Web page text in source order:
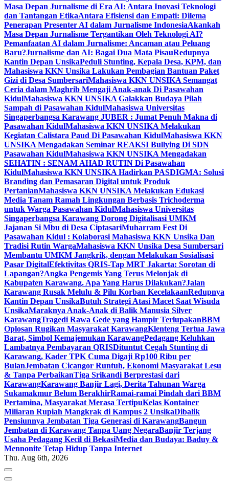
Masa Depan Jurnalisme di Era AI: Antara Inovasi Teknologi
dan Tantangan EtikaAntara Efisiensi dan Empati: Dilema
Penerapan Presenter AI dalam Jurnalisme IndonesiaAkankah
Masa Depan Jurnalisme Tergantikan Oleh Teknologi AI?
Pemanfaatan AI dalam Jurnalisme: Ancaman atau Peluang
Baru?Jurnalisme dan AI: Bagai Dua Mata PisauRedupnya
Kantin Depan UnsikaPeduli Stunting, Kepala Desa, KPM, dan
Mahasiswa KKN Unsika Lakukan Pembagian Bantuan Paket
Gizi di Desa SumbersariMahasiswa KKN UNSIKA Semangat
Ceria dalam Maghrib Mengaji Anak-anak Di Pasawahan
KidulMahasiswa KKN UNSIKA Galakkan Budaya Pilah
Sampah di Pasawahan KidulMahasiswa Universitas
Singaperbangsa Karawang JUBER : Jumat Penuh Makna di
Pasawahan KidulMahasiswa KKN UNSIKA Melakukan
Kegiatan Calistara Paud Di Pasawahan KidulMahasiswa KKN
UNSIKA Mengadakan Seminar REAKSI Bullying Di SDN
Pasawahan KidulMahasiswa KKN UNSIKA Mengadakan
SEHATIN : SENAM AHAD RUTIN Di Pasawahan
KidulMahasiswa KKN UNSIKA Hadirkan PASDIGMA: Solusi
Branding dan Pemasaran Digital untuk Produk
PertanianMahasiswa KKN UNSIKA Melakukan Edukasi
Media Tanam Ramah Lingkungan Berbasis Trichoderma
untuk Warga Pasawahan KidulMahasiswa Universitas
Singaperbangsa Karawang Dorong Digitalisasi UMKM
Jajanan Si Mbu di Desa CiptasariMuharram Fest Di
Pasawahan Kidul : Kolaborasi Mahasiswa KKN Unsika Dan
Tradisi Rutin WargaMahasiswa KKN Unsika Desa Sumbersari
Membantu UMKM Jangkrik, dengan Melakukan Sosialisasi
Pasar DigitalEfektivitas QRIS-Tap MRT Jakarta: Sorotan di
Lapangan?Angka Pengemis Yang Terus Melonjak di
Kabupaten Karawang. Apa Yang Harus Dilakukan?Jalan
Karawang Rusak Melulu & Pilu Korban KecelakaanRedupnya
Kantin Depan UnsikaButuh Strategi Atasi Macet Saat Wisuda
UnsikaMaraknya Anak-Anak di Balik Manusia Silver
KarawangTragedi Rawa Gede yang Hampir TerlupakanBBM
Oplosan Rugikan Masyarakat KarawangKlenteng Tertua Jawa
Barat, Simbol Kemajemukan KarawangPedagang Keluhkan
Lambatnya Pembayaran QRISDituntut Cegah Stunting di
Karawang, Kader TPK Cuma Digaji Rp100 Ribu per
BulanJembatan Cicangor Runtuh, Ekonomi Masyarakat Lesu
& Tanpa PerbaikanTiga Srikandi Berprestasi dari
KarawangKarawang Banjir Lagi, Derita Tahunan Warga
Sukamakmur Belum BerakhirRamai-ramai Pindah dari BBM
Pertamina, Masyarakat Merasa TertipuKelas Kontainer
Miliaran Rupiah Mangkrak di Kampus 2 UnsikaDibalik
Pensiunnya Jembatan Tiga Generasi di KarawangBangun
Jembatan di Karawang Tanpa Uang NegaraBanjir Terjang
Usaha Pedagang Kecil di BekasiMedia dan Budaya: Baduy &
Mennonite Tetap Hidup Tanpa Internet
Thu. Aug 6th, 2026